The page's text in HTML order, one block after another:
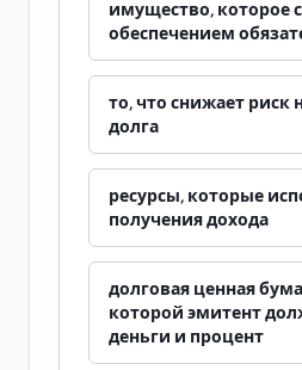
имущество, которое
обеспечением
то, что снижает риск
долга
ресурсы, которые
получения дохода
долговая ценная
которой эмитент
деньги и процент